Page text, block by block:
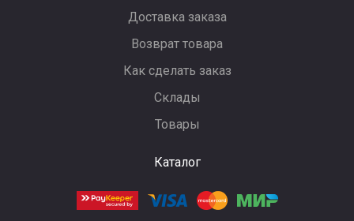
Доставка заказа
Возврат товара
Как сделать заказ
Склады
Товары
Каталог